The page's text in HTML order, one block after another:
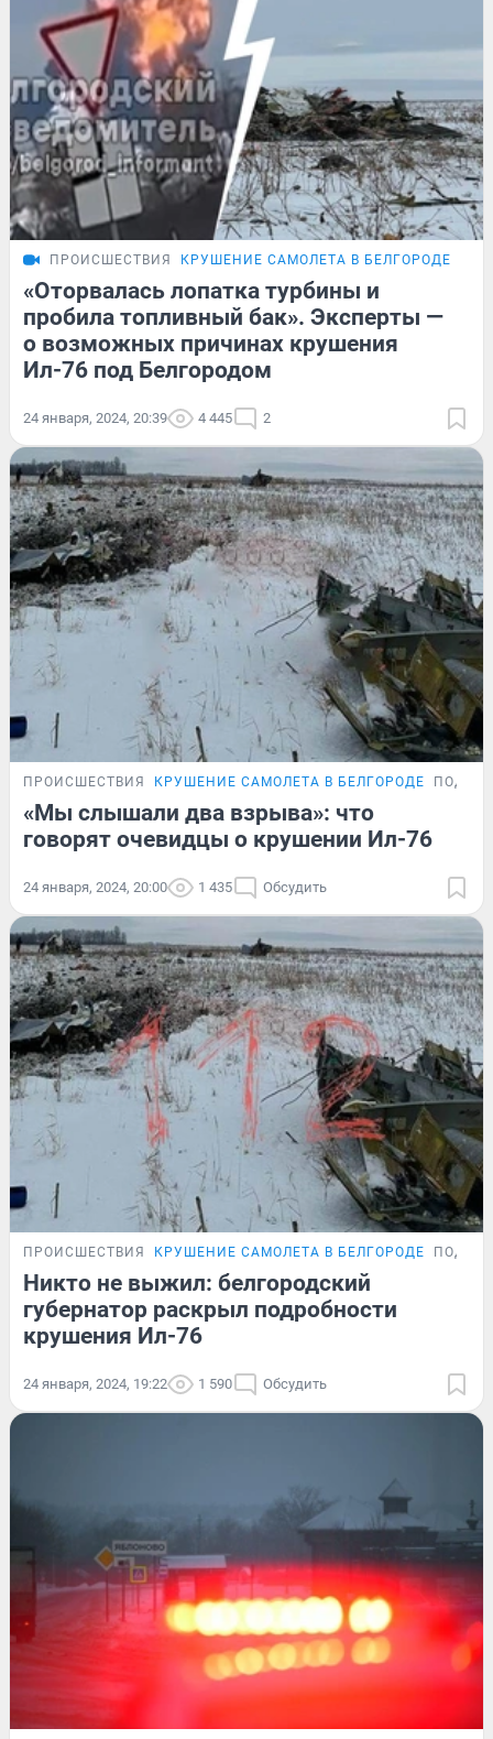
ПРОИСШЕСТВИЯ КРУШЕНИЕ САМОЛЕТА В БЕЛГОРОДЕ
«Оторвалась лопатка турбины и
пробила топливный бак». Эксперты —
о возможных причинах крушения
Ил-76 под Белгородом
24 января, 2024, 20:39 4 445 2
ПРОИСШЕСТВИЯ КРУШЕНИЕ САМОЛЕТА В БЕЛГОРОДЕ
«Мы слышали два взрыва»: что
говорят очевидцы о крушении Ил-76
24 января, 2024, 20:00 1 435 Обсудить
ПРОИСШЕСТВИЯ КРУШЕНИЕ САМОЛЕТА В БЕЛГОРОДЕ
Никто не выжил: белгородский
губернатор раскрыл подробности
крушения Ил-76
24 января, 2024, 19:22 1 590 Обсудить